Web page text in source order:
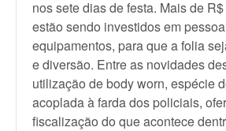
nos sete dias de festa. Mais de
estão sendo investidos em
equipamentos, para que a folia
e diversão. Entre as novidades
utilização de body worn, espécie
acoplada à farda dos policiais,
fiscalização do que acontece